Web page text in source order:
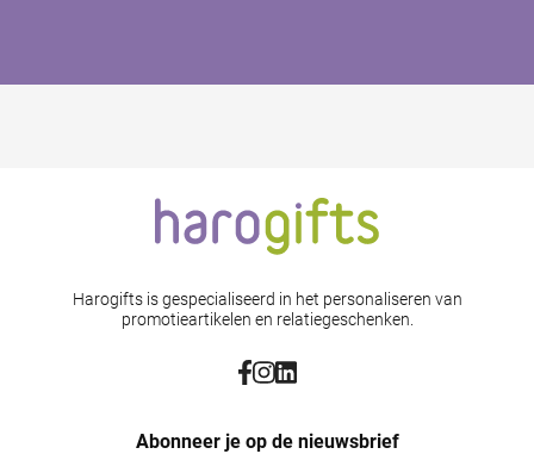
Harogifts is gespecialiseerd in het personaliseren van
promotieartikelen en relatiegeschenken.
Abonneer je op de nieuwsbrief